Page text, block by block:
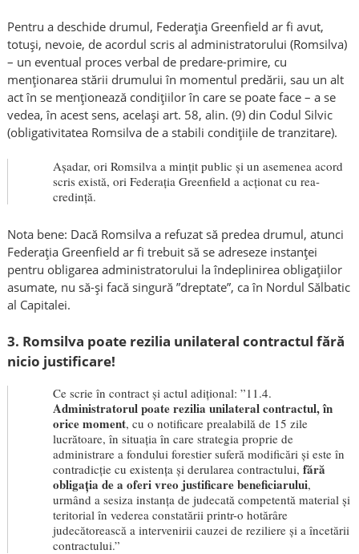
Pentru a deschide drumul, Federația Greenfield ar fi avut,
totuși, nevoie, de acordul scris al administratorului (Romsilva)
– un eventual proces verbal de predare-primire, cu
menționarea stării drumului în momentul predării, sau un alt
act în se menționează condițiilor în care se poate face – a se
vedea, în acest sens, același art. 58, alin. (9) din Codul Silvic
(obligativitatea Romsilva de a stabili condițiile de tranzitare).
Așadar, ori Romsilva a mințit public și un asemenea acord
scris există, ori Federația Greenfield a acționat cu rea-
credință.
Nota bene: Dacă Romsilva a refuzat să predea drumul, atunci
Federația Greenfield ar fi trebuit să se adreseze instanței
pentru obligarea administratorului la îndeplinirea obligațiilor
asumate, nu să-și facă singură ”dreptate”, ca în Nordul Sălbatic
al Capitalei.
3. Romsilva poate rezilia unilateral contractul fără
nicio justificare!
Ce scrie în contract și actul adițional: ”11.4.
Administratorul poate rezilia unilateral contractul, în
orice moment, cu o notificare prealabilă de 15 zile
lucrătoare, în situația în care strategia proprie de
administrare a fondului forestier suferă modificări și este în
contradicție cu existența și derularea contractului,fără
obligația de a oferi vreo justificare beneficiarului,
urmând a sesiza instanța de judecată competentă material și
teritorial în vederea constatării printr-o hotărâre
judecătorească a intervenirii cauzei de reziliere și a încetării
contractului.”